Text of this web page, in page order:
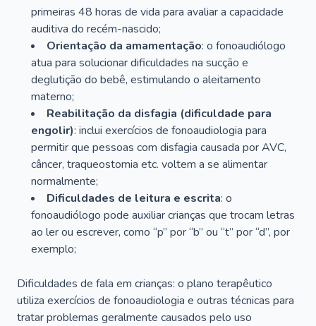
primeiras 48 horas de vida para avaliar a capacidade
auditiva do recém-nascido;
Orientação da amamentação: o fonoaudiólogo
atua para solucionar dificuldades na sucção e
deglutição do bebê, estimulando o aleitamento
materno;
Reabilitação da disfagia (dificuldade para
engolir): inclui exercícios de fonoaudiologia para
permitir que pessoas com disfagia causada por AVC,
câncer, traqueostomia etc. voltem a se alimentar
normalmente;
Dificuldades de leitura e escrita: o
fonoaudiólogo pode auxiliar crianças que trocam letras
ao ler ou escrever, como “p” por “b” ou “t” por “d”, por
exemplo;
Dificuldades de fala em crianças: o plano terapêutico
utiliza exercícios de fonoaudiologia e outras técnicas para
tratar problemas geralmente causados pelo uso